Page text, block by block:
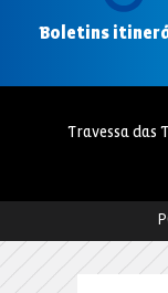
Boletins
Travessa das